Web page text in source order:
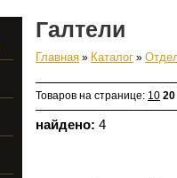
Галтели
Вы здесь
Главная » Каталог »
Товаров на странице: 10 20
найдено: 4